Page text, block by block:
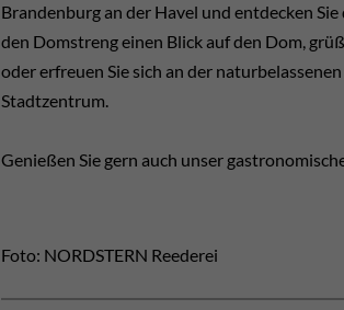
Brandenburg an der Havel und entdecken
den Domstreng einen Blick auf den Dom,
oder erfreuen Sie sich an der
Stadtzentrum.
Genießen Sie gern auch unser
Foto: NORDSTERN Reederei